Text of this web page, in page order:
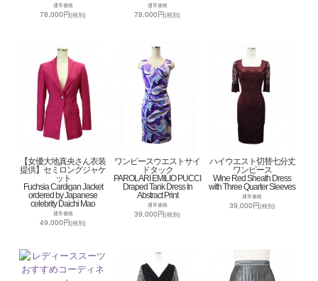
通常価格
78,000円(税別)
通常価格
78,000円(税別)
【女優大地真央さん衣装
提供】セミロングジャケ
ット
Fuchsia Cardigan Jacket
ordered by Japanese
celebrity Daichi Mao
通常価格
49,000円(税別)
ワンピースウエストサイ
ドタック
PAROLARI EMILIO PUCCI
Draped Tank Dress In
Abstract Print
通常価格
39,000円(税別)
ハイウエスト切替七分丈
ワンピース
Wine Red Sheath Dress
with Three Quarter Sleeves
通常価格
39,000円(税別)